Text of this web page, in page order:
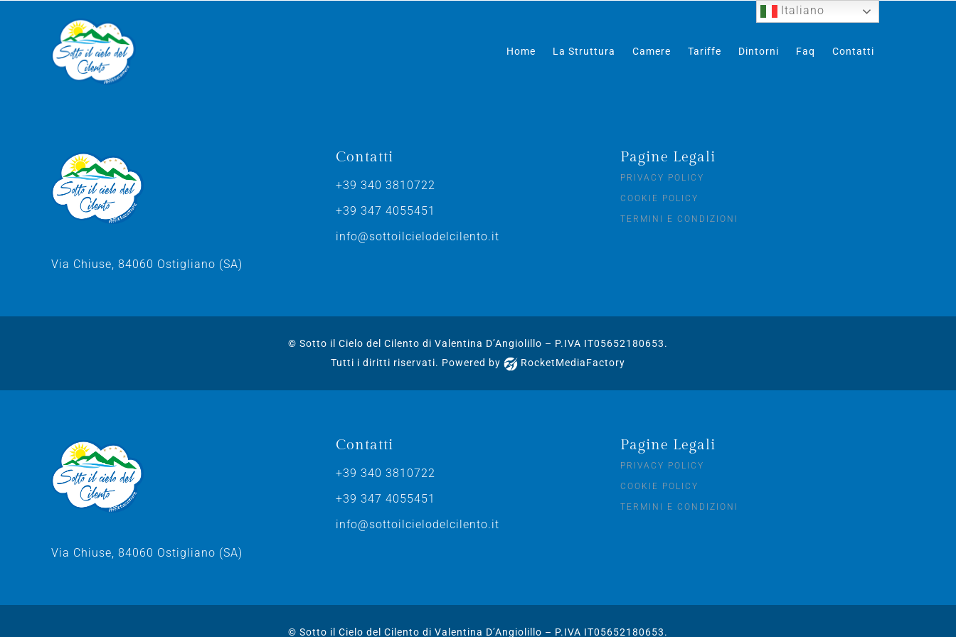
Home La Struttura Camere Tariffe Dintorni Faq Contatti
Via Chiuse, 84060 Ostigliano (SA)
Contatti
+39 340 3810722
+39 347 4055451
info@sottoilcielodelcilento.it
Pagine Legali
PRIVACY POLICY
COOKIE POLICY
TERMINI E CONDIZIONI
© Sotto il Cielo del Cilento di Valentina D’Angiolillo – P.IVA IT05652180653.
Tutti i diritti riservati. Powered by
RocketMediaFactory
Via Chiuse, 84060 Ostigliano (SA)
Contatti
+39 340 3810722
+39 347 4055451
info@sottoilcielodelcilento.it
Pagine Legali
PRIVACY POLICY
COOKIE POLICY
TERMINI E CONDIZIONI
© Sotto il Cielo del Cilento di Valentina D’Angiolillo – P.IVA IT05652180653.
Italiano